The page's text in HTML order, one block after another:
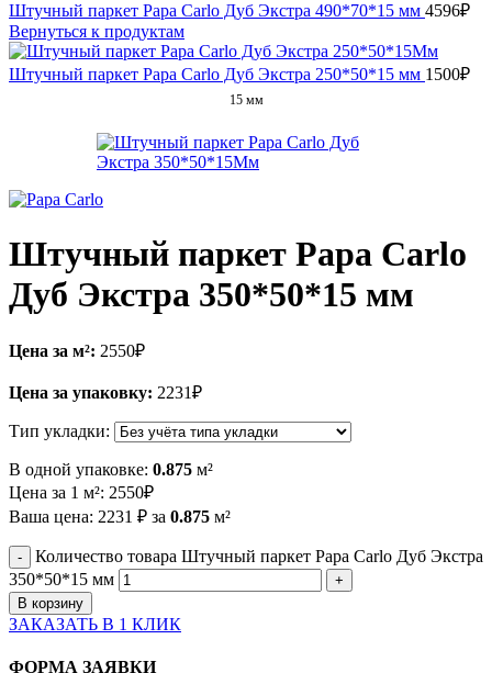
Штучный паркет Papa Carlo Дуб Экстра 490*70*15 мм 4596₽
Вернуться к продуктам
Штучный паркет Papa Carlo Дуб Экстра 250*50*15 мм 1500₽
15 мм
Штучный паркет Papa Carlo
Дуб Экстра 350*50*15 мм
Цена за м²: 2550₽
Цена за упаковку: 2231₽
Тип укладки:
В одной упаковке: 0.875 м²
Цена за 1 м²: 2550₽
Ваша цена: 2231 ₽ за 0.875 м²
Количество товара Штучный паркет Papa Carlo Дуб Экстра
350*50*15 мм
В корзину
ЗАКАЗАТЬ В 1 КЛИК
ФОРМА ЗАЯВКИ